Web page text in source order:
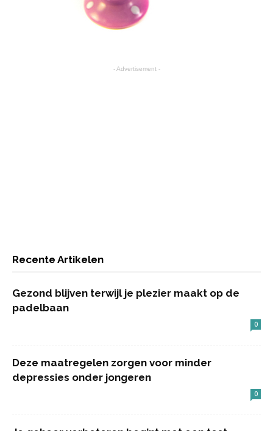
- Advertisement -
Recente Artikelen
Gezond blijven terwijl je plezier maakt op de
padelbaan
0
Deze maatregelen zorgen voor minder
depressies onder jongeren
0